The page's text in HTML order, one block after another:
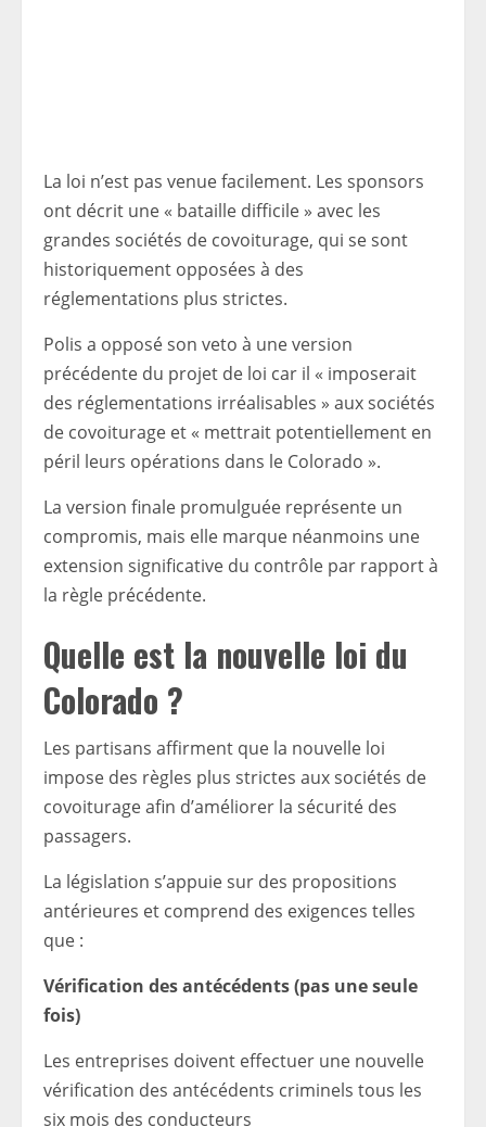
La loi n’est pas venue facilement. Les sponsors
ont décrit une « bataille difficile » avec les
grandes sociétés de covoiturage, qui se sont
historiquement opposées à des
réglementations plus strictes.
Polis a opposé son veto à une version
précédente du projet de loi car il « imposerait
des réglementations irréalisables » aux sociétés
de covoiturage et « mettrait potentiellement en
péril leurs opérations dans le Colorado ».
La version finale promulguée représente un
compromis, mais elle marque néanmoins une
extension significative du contrôle par rapport à
la règle précédente.
Quelle est la nouvelle loi du
Colorado ?
Les partisans affirment que la nouvelle loi
impose des règles plus strictes aux sociétés de
covoiturage afin d’améliorer la sécurité des
passagers.
La législation s’appuie sur des propositions
antérieures et comprend des exigences telles
que :
Vérification des antécédents (pas une seule
fois)
Les entreprises doivent effectuer une nouvelle
vérification des antécédents criminels tous les
six mois des conducteurs